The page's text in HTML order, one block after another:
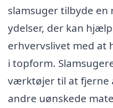
slamsuger tilbyde
ydelser, der kan
erhvervslivet med at
i topform.
værktøjer til at fjerne
andre uønskede